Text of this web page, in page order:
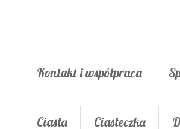
Kontakt i współpraca
Ciasta Ciasteczka